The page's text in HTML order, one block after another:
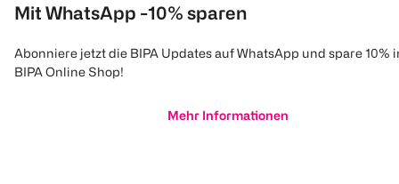
Mit WhatsApp -10% sparen
Abonniere jetzt die BIPA Updates auf WhatsApp und spare 10%
BIPA Online Shop!
Mehr Informationen